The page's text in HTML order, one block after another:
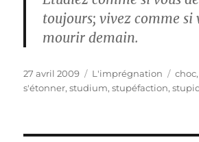
toujours; vivez comme si
mourir demain.
Publié
le
27 avril 2009 Catégories
L'imprégnation choc
s'étonner,studium,stupéfaction,